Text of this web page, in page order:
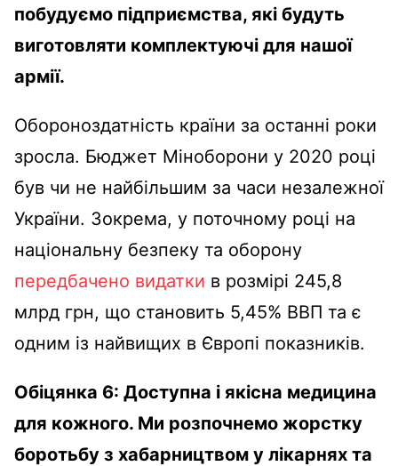
побудуємо підприємства, які будуть
виготовляти комплектуючі для нашої
армії.
Обороноздатність країни за останні роки
зросла. Бюджет Міноборони у 2020 році
був чи не найбільшим за часи незалежної
України. Зокрема, у поточному році на
національну безпеку та оборону
передбачено видатки в розмірі 245,8
млрд грн, що становить 5,45% ВВП та є
одним із найвищих в Європі показників.
Обіцянка 6: Доступна і якісна медицина
для кожного. Ми розпочнемо жорстку
боротьбу з хабарництвом у лікарнях та